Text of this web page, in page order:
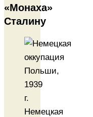
«Монаха»
Сталину
Немецкая